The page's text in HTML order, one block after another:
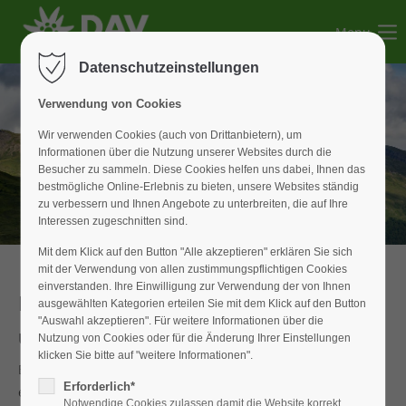
Der Eintrag "offcanvas-col2" existiert leider nicht.
Der Eintrag "offcanvas-col3" existiert leider nicht.
Der Eintrag "offcanvas-col4" existiert leider nicht.
Menu
Bike & Hike
um die Weißenburger Hütte
Endlich ist es wieder so weit. Die Corona-Lockerungen
erlauben wieder Sport im Freien und Übernachten auf der
Datenschutzeinstellungen
Verwendung von Cookies
Wir verwenden Cookies (auch von Drittanbietern), um
Informationen über die Nutzung unserer Websites durch die
Besucher zu sammeln. Diese Cookies helfen uns dabei, Ihnen das
bestmögliche Online-Erlebnis zu bieten, unsere Websites ständig
zu verbessern und Ihnen Angebote zu unterbreiten, die auf Ihre
Interessen zugeschnitten sind.
Mit dem Klick auf den Button "Alle akzeptieren" erklären Sie sich
mit der Verwendung von allen zustimmungspflichtigen Cookies
einverstanden. Ihre Einwilligung zur Verwendung der von Ihnen
ausgewählten Kategorien erteilen Sie mit dem Klick auf den Button
"Auswahl akzeptieren". Für weitere Informationen über die
Nutzung von Cookies oder für die Änderung Ihrer Einstellungen
klicken Sie bitte auf "weitere Informationen".
Erforderlich*
Notwendige Cookies zulassen damit die Website korrekt